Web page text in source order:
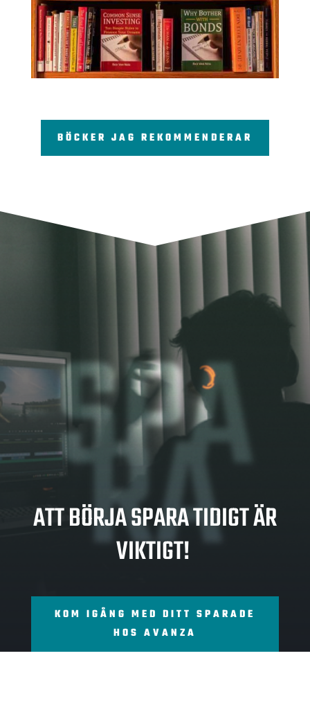
BÖCKER JAG REKOMMENDERAR
SPA
RA
ATT BÖRJA SPARA TIDIGT ÄR
VIKTIGT!
KOM IGÅNG MED DITT SPARADE
HOS AVANZA